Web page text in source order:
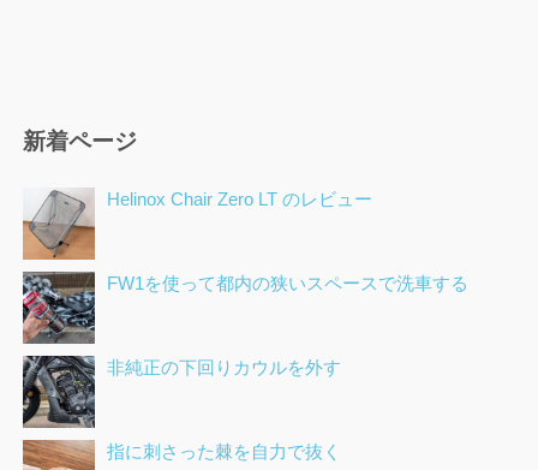
新着ページ
Helinox Chair Zero LT のレビュー
FW1を使って都内の狭いスペースで洗車する
非純正の下回りカウルを外す
指に刺さった棘を自力で抜く